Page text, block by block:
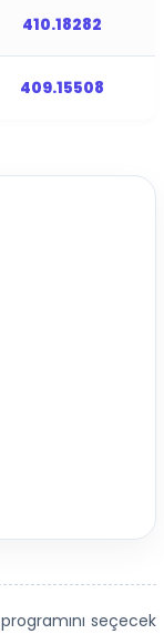
410.18282
409.15508
seçecek